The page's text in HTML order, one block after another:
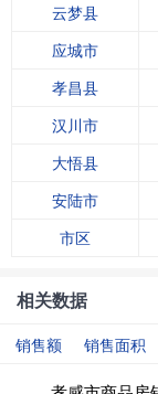
云梦县
应城市
孝昌县
汉川市
大悟县
安陆市
市区
相关数据
销售额 销售面积